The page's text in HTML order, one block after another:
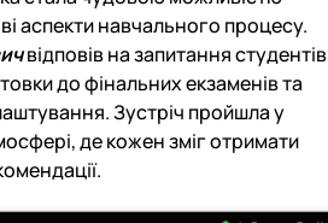
аспекти навчального процесу.
відповів на запитання
до фінальних екзаменів та
Зустріч пройшла у
де кожен зміг отримати